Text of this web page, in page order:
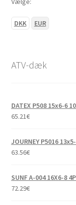
DKK EUR
ATV-dæk
DATEX P508 15x6-6
65.21€
JOURNEY P5016
63.56€
SUNF A-004 16X6-8
72.29€